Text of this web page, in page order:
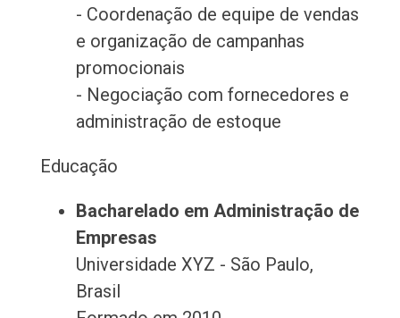
- Coordenação de equipe de vendas
e organização de campanhas
promocionais
- Negociação com fornecedores e
administração de estoque
Educação
Bacharelado em Administração de
Empresas
Universidade XYZ - São Paulo,
Brasil